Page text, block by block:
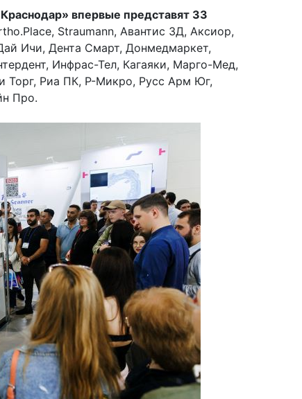
впервые представят 33
Straumann, Авантис 3Д, Аксиор,
Ичи, Дента Смарт, Донмедмаркет,
Инфрас-Тел, Кагаяки, Марго-Мед,
Торг, Риа ПК, Р-Микро, Русс Арм Юг,
Про.